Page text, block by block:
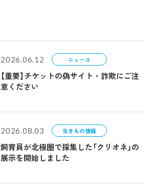
2026.06.12 ニュース
【重要】チケットの偽サイト・詐欺にご注
意ください
2026.08.03 生きもの情報
飼育員が北極圏で採集した「クリオネ」の
展示を開始しました